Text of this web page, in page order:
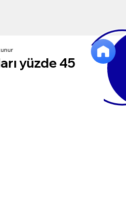
yüzde 45